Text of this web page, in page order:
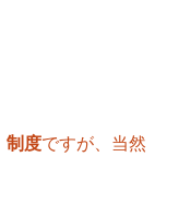
制度ですが、当然